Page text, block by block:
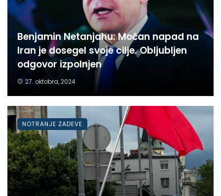
Benjamin Netanjahu: Močan napad na
Iran je dosegel svoje cilje. Obljubljen
odgovor izpolnjen
27. oktobra, 2024
NOTRANJE ZADEVE